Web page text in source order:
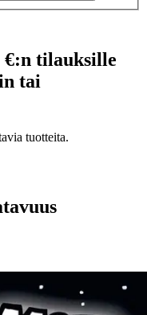
tilauksille
tai
tuotteita.